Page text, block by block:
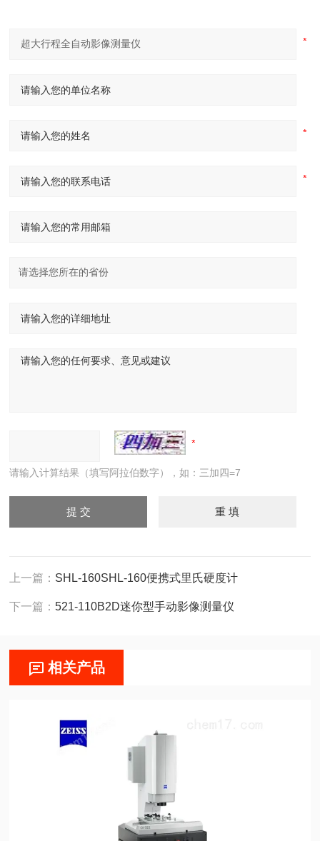
请输入计算结果（填写阿拉伯数字），如：三加四=7
上一篇： SHL-160SHL-160便携式里氏硬度计
下一篇：521-110B2D迷你型手动影像测量仪
相关产品